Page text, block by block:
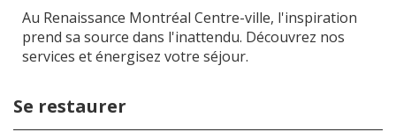
Au Renaissance Montréal Centre-ville, l'inspiration
prend sa source dans l'inattendu. Découvrez nos
services et énergisez votre séjour.
Se restaurer